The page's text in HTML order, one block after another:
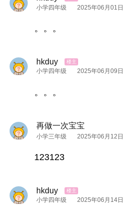
小学四年级 2025年06月01日
。。。
hkduy
小学四年级 2025年06月09日
。。。
再做一次宝宝
小学三年级 2025年06月12日
123123
hkduy
小学四年级 2025年06月14日